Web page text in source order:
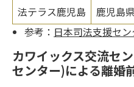
法テラス鹿児島
鹿児島
参考： 日本司法支援セ
カワイックス交流セ
センター)による離婚